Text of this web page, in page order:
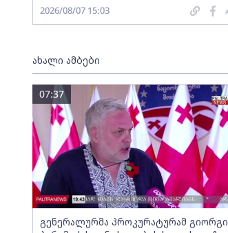
2026/08/07 15:03
ახალი ამბები
გენერალურმა პროკურატურამ გიორგი
07:37